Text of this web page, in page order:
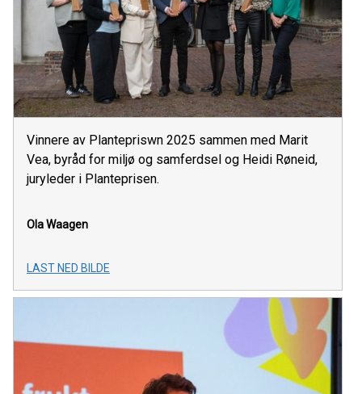
Vinnere av Plantepriswn 2025 sammen med Marit
Vea, byråd for miljø og samferdsel og Heidi Røneid,
juryleder i Planteprisen.
Ola Waagen
LAST NED BILDE